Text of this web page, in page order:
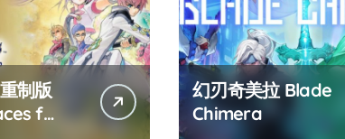
制版
f
幻刃奇美拉 Blade
Chimera